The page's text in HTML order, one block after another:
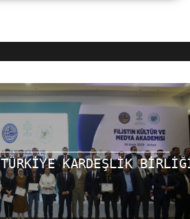
TÜRKİYE KARDEŞLİK